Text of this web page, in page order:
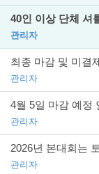
40인 이상 단체 셔
관리자
최종 마감 및 미결
관리자
4월 5일 마감 예정
관리자
2026년 본대회는
관리자